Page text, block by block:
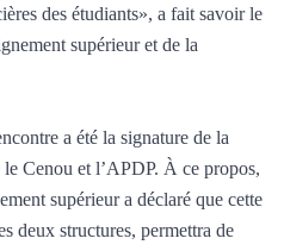
des étudiants», a fait savoir le
supérieur et de la
a été la signature de la
Cenou et l’APDP. À ce propos,
supérieur a déclaré que cette
deux structures, permettra de